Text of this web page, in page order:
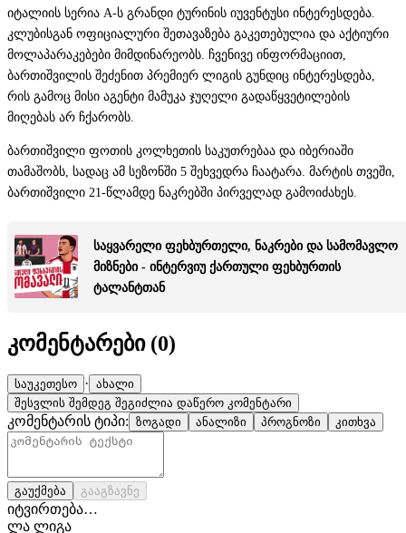
იტალიის სერია A-ს გრანდი ტურინის იუვენტუსი ინტერესდება.
კლუბისგან ოფიციალური შეთავაზება გაკეთებულია და აქტიური
მოლაპარაკებები მიმდინარეობს. ჩვენივე ინფორმაციით,
ბართიშვილის შეძენით პრემიერ ლიგის გუნდიც ინტერესდება,
რის გამოც მისი აგენტი მამუკა ჯუღელი გადაწყვეტილების
მიღებას არ ჩქარობს.
ბართიშვილი ფოთის კოლხეთის საკუთრებაა და იბერიაში
თამაშობს, სადაც ამ სეზონში 5 შეხვედრა ჩაატარა. მარტის თვეში,
ბართიშვილი 21-წლამდე ნაკრებში პირველად გამოიძახეს.
საყვარელი ფეხბურთელი, ნაკრები და სამომავლო
მიზნები - ინტერვიუ ქართული ფეხბურთის
ტალანტთან
კომენტარები (0)
საუკეთესო · ახალი
შესვლის შემდეგ შეგიძლია დაწერო კომენტარი
კომენტარის ტიპი: ზოგადი ანალიზი პროგნოზი კითხვა
გაუქმება გააგზავნე
იტვირთება…
ლა ლიგა